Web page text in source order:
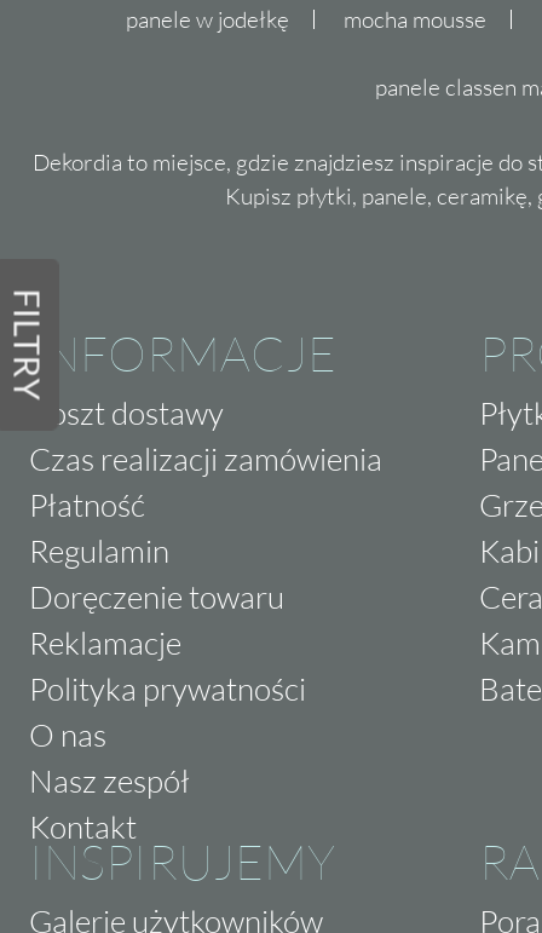
FILTRY
panele w jodełkę mocha mousse
panele classen
Dekordia to miejsce, gdzie znajdziesz inspiracje do
Kupisz płytki, panele,
INFORMACJE
Koszt dostawy
Czas realizacji zamówienia
Płatność
Regulamin
Doręczenie towaru
Reklamacje
Polityka prywatności
O nas
Nasz zespół
Kontakt
INSPIRUJEMY
Galerie użytkowników